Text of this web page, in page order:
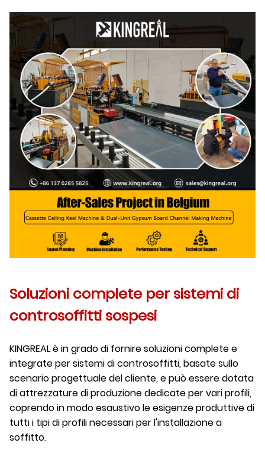
Soluzioni complete per sistemi di
controsoffitti sospesi
KINGREAL è in grado di fornire soluzioni complete e
integrate per sistemi di controsoffitti, basate sullo
scenario progettuale del cliente, e può essere dotata
di attrezzature di produzione dedicate per vari profili,
coprendo in modo esaustivo le esigenze produttive di
tutti i tipi di profili necessari per l'installazione a
soffitto.